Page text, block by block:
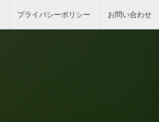
プライバシーポリシー お問い合わせ